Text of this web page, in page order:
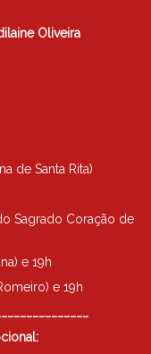
Oliveira
de Santa Rita)
Sagrado Coração de
e 19h
e 19h